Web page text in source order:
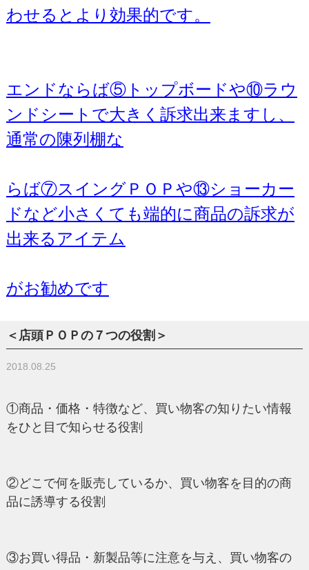
わせるとより効果的です。
エンドならば⑤トップボードや⑩ラウ
ンドシートで大きく訴求出来ますし、
通常の陳列棚な
らば⑦スイングＰＯＰや⑬ショーカー
ドなど小さくても端的に商品の訴求が
出来るアイテム
がお勧めです
＜店頭ＰＯＰの７つの役割＞
2018.08.25
①商品・価格・特徴など、買い物客の知りたい情報
をひと目で知らせる役割
②どこで何を販売しているか、買い物客を目的の商
品に誘導する役割
③お買い得品・新製品等に注意を与え、買い物客の